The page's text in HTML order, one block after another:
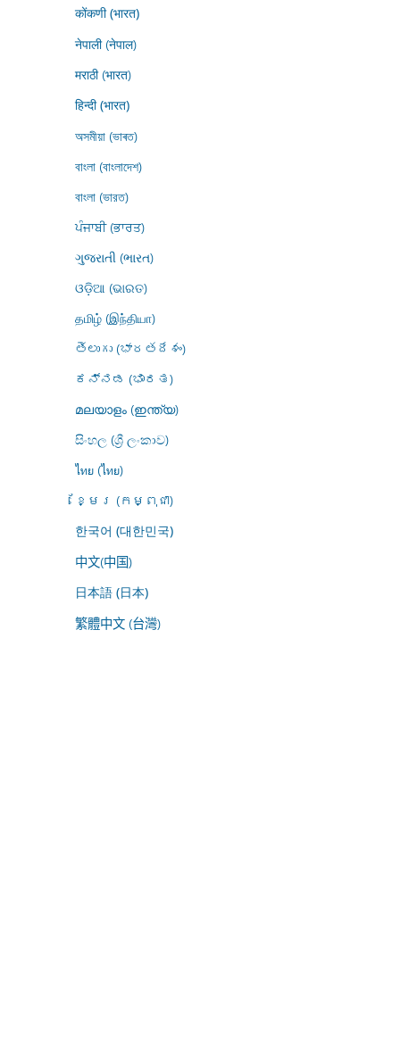
कोंकणी (भारत)
नेपाली (नेपाल)
मराठी (भारत)
हिन्दी (भारत)
অসমীয়া (ভাৰত)
বাংলা (বাংলাদেশ)
বাংলা (ভারত)
ਪੰਜਾਬੀ (ਭਾਰਤ)
ગુજરાતી (ભારત)
ଓଡ଼ିଆ (ଭାରତ)
தமிழ் (இந்தியா)
తెలుగు (భారతదేశం)
ಕನ್ನಡ (ಭಾರತ)
മലയാളം (ഇന്ത്യ)
සිංහල (ශ්‍රී ලංකාව)
ไทย (ไทย)
ខ្មែរ (កម្ពុជា)
한국어 (대한민국)
中文(中国)
日本語 (日本)
繁體中文 (台灣)